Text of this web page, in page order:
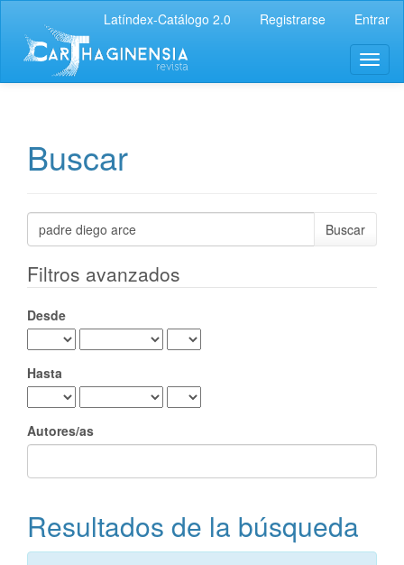
principal
Contenido
principal
Barra
Latíndex-Catálogo 2.0 Registrarse Entrar
Buscar
Buscar
artículos
Filtros avanzados
Desde
Hasta
Autores/as
Resultados de la búsqueda